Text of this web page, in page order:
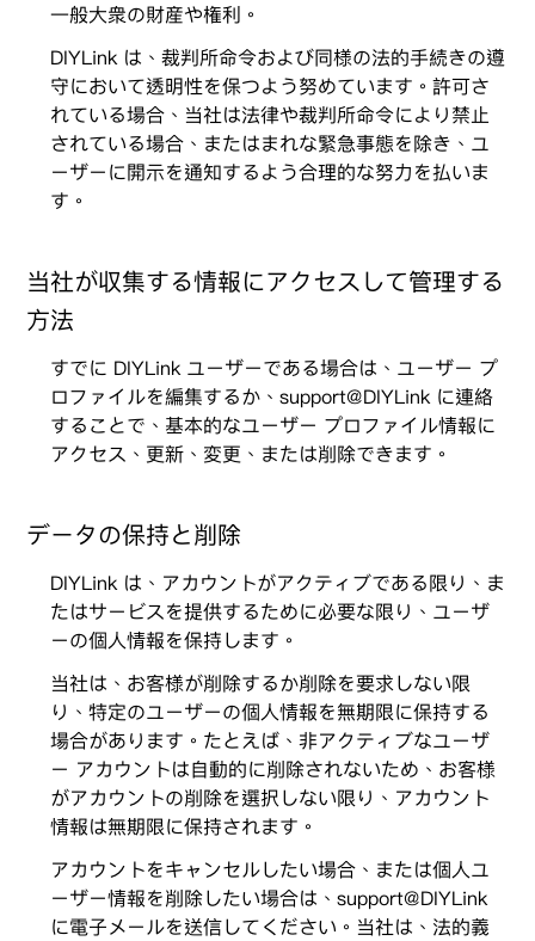
一般大衆の財産や権利。
DIYLink は、裁判所命令および同様の法的手続きの遵
守において透明性を保つよう努めています。許可さ
れている場合、当社は法律や裁判所命令により禁止
されている場合、またはまれな緊急事態を除き、ユ
ーザーに開示を通知するよう合理的な努力を払いま
す。
当社が収集する情報にアクセスして管理する
方法
すでに DIYLink ユーザーである場合は、ユーザー プ
ロファイルを編集するか、support@DIYLink に連絡
することで、基本的なユーザー プロファイル情報に
アクセス、更新、変更、または削除できます。
データの保持と削除
DIYLink は、アカウントがアクティブである限り、ま
たはサービスを提供するために必要な限り、ユーザ
ーの個人情報を保持します。
当社は、お客様が削除するか削除を要求しない限
り、特定のユーザーの個人情報を無期限に保持する
場合があります。たとえば、非アクティブなユーザ
ー アカウントは自動的に削除されないため、お客様
がアカウントの削除を選択しない限り、アカウント
情報は無期限に保持されます。
アカウントをキャンセルしたい場合、または個人ユ
ーザー情報を削除したい場合は、support@DIYLink
に電子メールを送信してください。当社は、法的義